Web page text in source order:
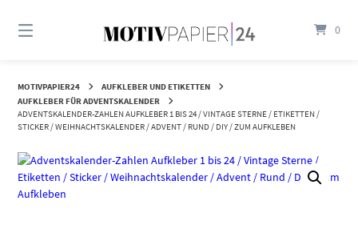
zum
0
MOTIVPAPIER24
AUFKLEBER UND ETIKETTEN
AUFKLEBER FÜR ADVENTSKALENDER
ADVENTSKALENDER-ZAHLEN AUFKLEBER 1 BIS 24 / VINTAGE STERNE / ETIKETTEN /
STICKER / WEIHNACHTSKALENDER / ADVENT / RUND / DIY / ZUM AUFKLEBEN